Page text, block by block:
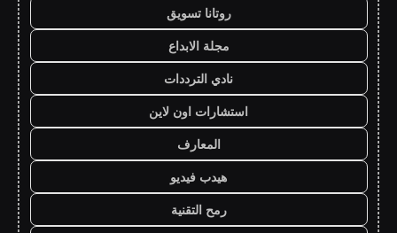
روتانا تسويق
مجلة الابداع
نادي الترددات
استشارات اون لاين
المعارف
هيدب فيديو
رمح التقنية